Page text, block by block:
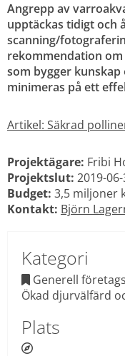
Angrepp av
upptäckas tidigt och
scanning/
rekommendation om
som bygger
minimeras på ett
Artikel: Säkrad
Projektägare: Fribi
Projektslut: 2019-
Budget: 3,5 miljoner
Kontakt: Björn
Kategori
Generell
Ökad djurvälfärd
Plats
